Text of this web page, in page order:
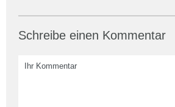
Schreibe einen Kommentar